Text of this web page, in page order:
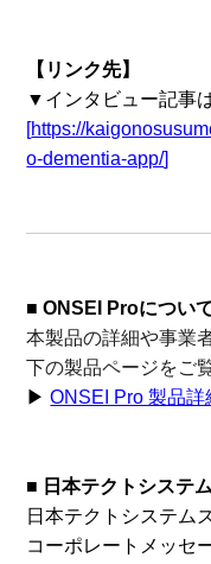
【リンク先】
▼インタビュー記事
[https://
o-dementia-app/]
■ ONSEI Proについ
本製品の詳細や事業
下の製品ページをご
▶ONSEI Pro 製品
■ 日本テクトシステ
日本テクトシステム
コーポレートメッセ